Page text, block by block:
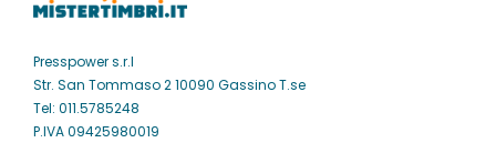
Presspower s.r.l
Str. San Tommaso 2 10090 Gassino T.se
Tel: 011.5785248
P.IVA 09425980019